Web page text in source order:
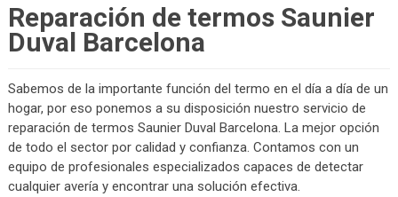
Reparación de termos Saunier
Duval Barcelona
Sabemos de la importante función del termo en el día a día de un
hogar, por eso ponemos a su disposición nuestro servicio de
reparación de termos Saunier Duval Barcelona. La mejor opción
de todo el sector por calidad y confianza. Contamos con un
equipo de profesionales especializados capaces de detectar
cualquier avería y encontrar una solución efectiva.